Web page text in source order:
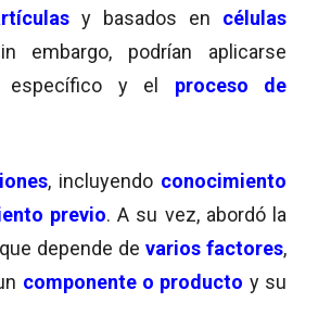
y basados ​​en células
embargo, podrían aplicarse
específico y el proceso de
, incluyendo conocimiento
previo. A su vez, abordó la
depende de varios factores,
componente o producto y su